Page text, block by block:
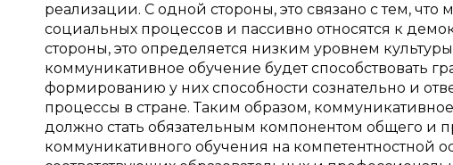
реализации. С одной стороны, это связано с тем,
социальных процессов и пассивно относятся к
стороны, это определяется низким уровнем
коммуникативное обучение будет способствовать
формированию у них способности сознательно и
процессы в стране. Таким образом,
должно стать обязательным компонентом общего и
коммуникативного обучения на компетентностной